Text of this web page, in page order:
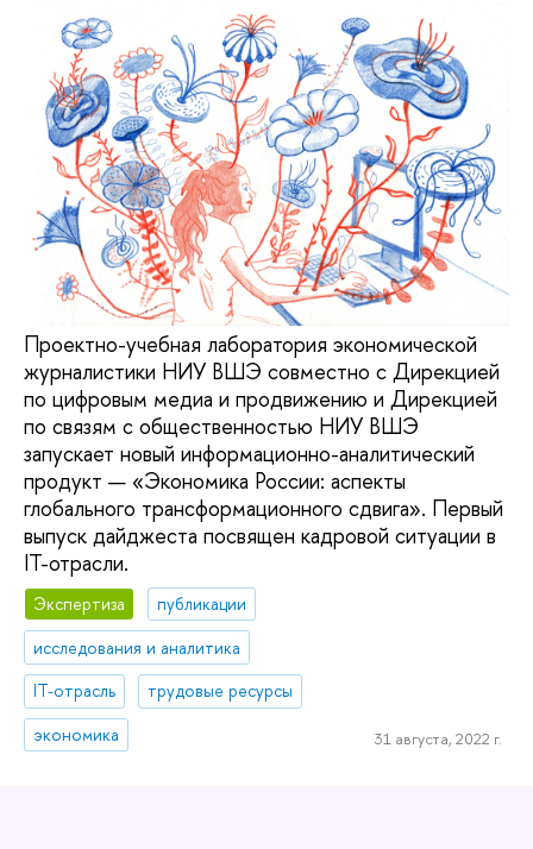
Проектно-учебная лаборатория экономической
журналистики НИУ ВШЭ совместно с Дирекцией
по цифровым медиа и продвижению и Дирекцией
по связям с общественностью НИУ ВШЭ
запускает новый информационно-аналитический
продукт — «Экономика России: аспекты
глобального трансформационного сдвига». Первый
выпуск дайджеста посвящен кадровой ситуации в
IT-отрасли.
Экспертиза
публикации
исследования и аналитика
IT-отрасль
трудовые ресурсы
экономика
31 августа, 2022 г.